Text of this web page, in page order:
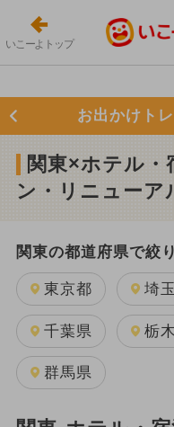
いこーよトップ
お出かけト
関東×ホテル・
ン・リニューア
関東の都道府県で絞
東京都 埼
千葉県 栃
群馬県